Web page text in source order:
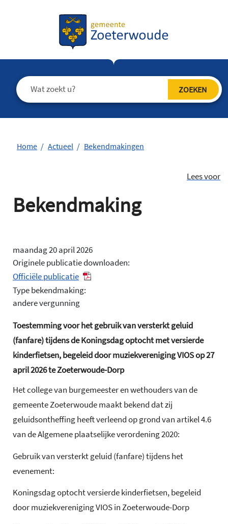
Home Actueel Bekendmakingen
Lees voor
Bekendmaking
maandag 20 april 2026
Originele publicatie downloaden:
Officiële publicatie
Type bekendmaking:
andere vergunning
Toestemming voor het gebruik van versterkt geluid
(fanfare) tijdens de Koningsdag optocht met versierde
kinderfietsen, begeleid door muziekvereniging VIOS op 27
april 2026 te Zoeterwoude-Dorp
Het college van burgemeester en wethouders van de
gemeente Zoeterwoude maakt bekend dat zij
geluidsontheffing heeft verleend op grond van artikel 4.6
van de Algemene plaatselijke verordening 2020:
Gebruik van versterkt geluid (fanfare) tijdens het
evenement:
Koningsdag optocht versierde kinderfietsen, begeleid
door muziekvereniging VIOS in Zoeterwoude-Dorp